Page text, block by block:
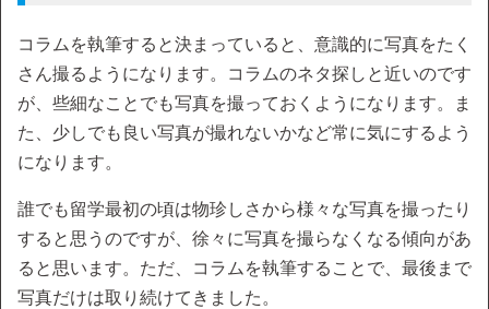
コラムを執筆すると決まっていると、意識的に写真をたく
さん撮るようになります。コラムのネタ探しと近いのです
が、些細なことでも写真を撮っておくようになります。ま
た、少しでも良い写真が撮れないかなど常に気にするよう
になります。
誰でも留学最初の頃は物珍しさから様々な写真を撮ったり
すると思うのですが、徐々に写真を撮らなくなる傾向があ
ると思います。ただ、コラムを執筆することで、最後まで
写真だけは取り続けてきました。